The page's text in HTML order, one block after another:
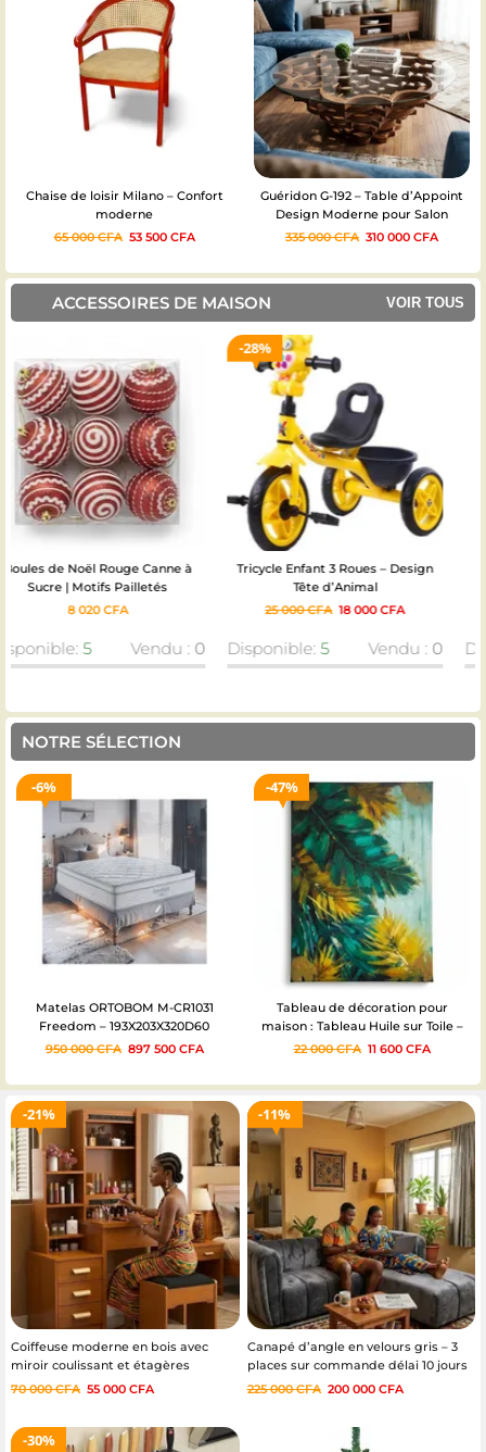
Chaise de loisir Milano – Confort
moderne
65 000CFA 53 500 CFA
Guéridon G-192 – Table d’Appoint
Design Moderne pour Salon
335 000CFA 310 000 CFA
ACCESSOIRES DE MAISON VOIR TOUS
Tricycle Enfant 3 Roues – Design
Tête d’Animal
25 000CFA 18 000
Disponible: Vendu : 0
Guirlandes lumineuses rideaux
“Channeling”
10 090CFA
Disponible: Vendu : 0
NOTRE SÉLECTION
47%
Tableau de décoration pour
maison : Tableau Huile sur Toile –
Canopée Tropicale Lumineuse
22 000CFA 11 600CFA
9%
Meuble TV Cannage Rotin et Bois –
Design Scandinave
160 000CFA 145 000CFA
21%
Coiffeuse moderne en bois avec
miroir coulissant et étagères
intégrées.
70 000CFA 55 000 CFA
11%
Canapé d’angle en velours gris – 3
places sur commande délai 10 jours
225 000CFA 200 000 CFA
30%